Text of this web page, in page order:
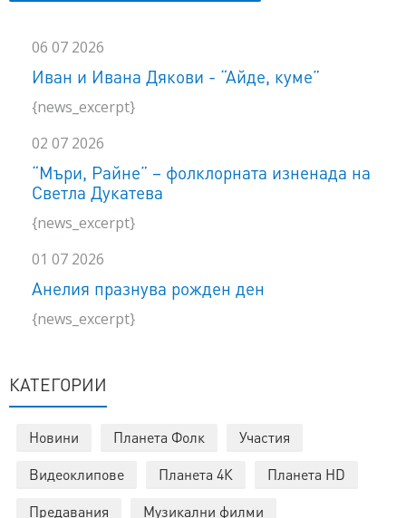
06 07 2026
Иван и Ивана Дякови - “Айде, куме”
{news_excerpt}
02 07 2026
“Мъри, Райне” – фолклорната изненада на
Светла Дукатева
{news_excerpt}
01 07 2026
Анелия празнува рожден ден
{news_excerpt}
КАТЕГОРИИ
Новини Планета Фолк
Участия
Видеоклипове
Планета 4К
Планета HD
Предавания
Музикални филми